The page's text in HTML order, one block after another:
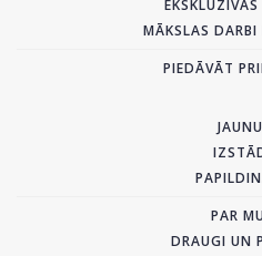
MĀKSLAS
PIEDĀVĀT
PAR
DRAUGI UN